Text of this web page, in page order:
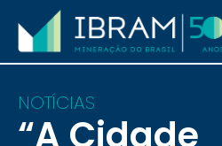
NOTÍCIAS
“A Cidade